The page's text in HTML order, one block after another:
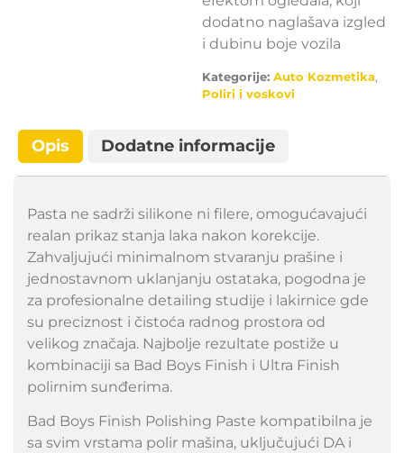
dodatno naglašava izgled
i dubinu boje vozila
Kategorije: Auto Kozmetika,
Poliri i voskovi
Opis Dodatne informacije
Pasta ne sadrži silikone ni filere, omogućavajući
realan prikaz stanja laka nakon korekcije.
Zahvaljujući minimalnom stvaranju prašine i
jednostavnom uklanjanju ostataka, pogodna je
za profesionalne detailing studije i lakirnice gde
su preciznost i čistoća radnog prostora od
velikog značaja. Najbolje rezultate postiže u
kombinaciji sa Bad Boys Finish i Ultra Finish
polirnim sunđerima.
Bad Boys Finish Polishing Paste kompatibilna je
sa svim vrstama polir mašina, uključujući DA i